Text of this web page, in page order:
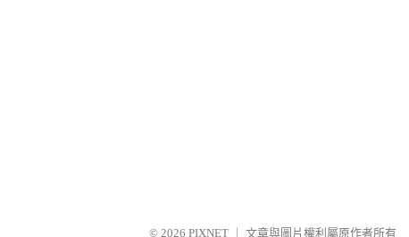
© 2026 PIXNET 文章與圖片權利屬原作者所有